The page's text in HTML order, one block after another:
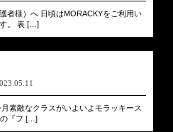
者様）へ 日頃はMORACKYをご利用い
。 表 […]
素敵なクラスがいよいよモラッキース
の『フ […]